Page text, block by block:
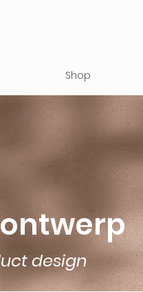
Shop
design